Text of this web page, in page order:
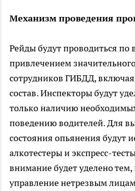
Механизм проведения
Рейды будут проводиться по
привлечением
сотрудников ГИБДД,
состав. Инспекторы будут
только наличию
поведению водителей. Для
состояния опьянения будут
алкотестеры и экспресс-
внимание будет уделено тем,
управление нетрезвым